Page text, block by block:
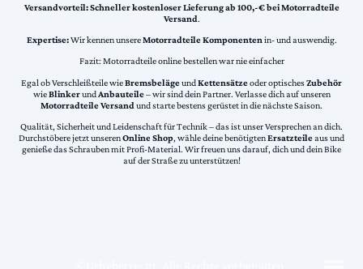
Versandvorteil:Schneller kostenloser Lieferung ab 100,-€ bei Motorradteile
Versand.
Expertise:Wir kennen unsereMotorradteile Komponentenin- und auswendig.
Fazit: Motorradteile online bestellen war nie einfacher
Egal ob Verschleißteile wieBremsbelägeundKettensätzeoder optischesZubehör
wieBlinkerundAnbauteile– wir sind dein Partner. Verlasse dich auf unseren
Motorradteile Versand und starte bestens gerüstet in die nächste Saison.
Qualität, Sicherheit und Leidenschaft für Technik – das ist unser Versprechen an dich.
Durchstöbere jetzt unserenOnline Shop, wähle deine benötigtenErsatzteileaus und
genieße das Schrauben mit Profi-Material. Wir freuen uns darauf, dich und dein Bike
auf der Straße zu unterstützen!